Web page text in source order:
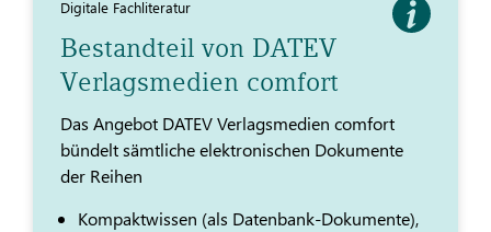
Digitale Fachliteratur
Bestandteil von DATEV
Verlagsmedien comfort
Das Angebot DATEV Verlagsmedien comfort
bündelt sämtliche elektronischen Dokumente
der Reihen
Kompaktwissen (als Datenbank-Dokumente),